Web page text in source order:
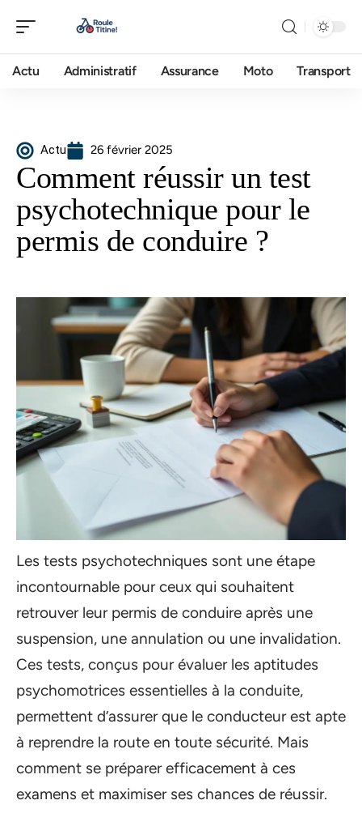
Actu Administratif Assurance Moto Transport
Actu 26 février 2025
Comment réussir un test
psychotechnique pour le
permis de conduire ?
Les tests psychotechniques sont une étape
incontournable pour ceux qui souhaitent
retrouver leur permis de conduire après une
suspension, une annulation ou une invalidation.
Ces tests, conçus pour évaluer les aptitudes
psychomotrices essentielles à la conduite,
permettent d’assurer que le conducteur est apte
à reprendre la route en toute sécurité. Mais
comment se préparer efficacement à ces
examens et maximiser ses chances de réussir.